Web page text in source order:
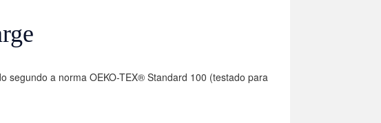
segundo a norma OEKO-TEX® Standard 100 (testado para